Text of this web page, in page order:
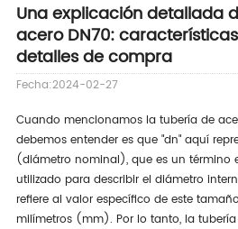
Una explicación detallada
acero DN70:
detalles de compra
Fecha:2024-02-27
Cuando mencionamos la tubería de
debemos entender es que "dn" aquí
(diámetro nominal), que es un término
utilizado para describir el diámetro
refiere al valor específico de este
milímetros (mm). Por lo tanto, la